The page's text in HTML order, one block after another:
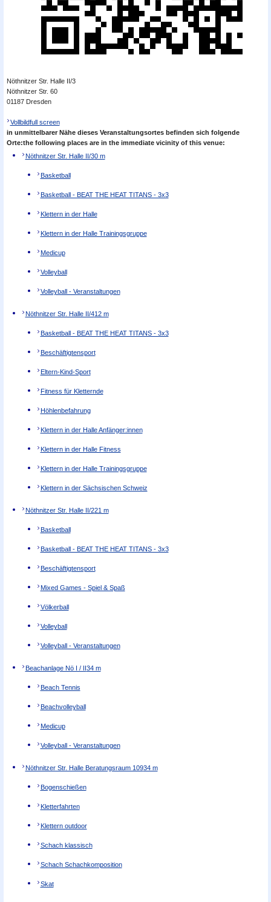
Nöthnitzer Str. Halle II/3
Nöthnitzer Str. 60
01187 Dresden
Vollbildfull screen
in unmittelbarer Nähe dieses Veranstaltungsortes befinden sich folgende
Orte:the following places are in the immediate vicinity of this venue:
Nöthnitzer Str. Halle II/30 m
Basketball
Basketball - BEAT THE HEAT TITANS - 3x3
Klettern in der Halle
Klettern in der Halle Trainingsgruppe
Medicup
Volleyball
Volleyball - Veranstaltungen
Nöthnitzer Str. Halle II/412 m
Basketball - BEAT THE HEAT TITANS - 3x3
Beschäftigtensport
Eltern-Kind-Sport
Fitness für Kletternde
Höhlenbefahrung
Klettern in der Halle Anfänger:innen
Klettern in der Halle Fitness
Klettern in der Halle Trainingsgruppe
Klettern in der Sächsischen Schweiz
Nöthnitzer Str. Halle II/221 m
Basketball
Basketball - BEAT THE HEAT TITANS - 3x3
Beschäftigtensport
Mixed Games - Spiel & Spaß
Völkerball
Volleyball
Volleyball - Veranstaltungen
Beachanlage Nö I / II34 m
Beach Tennis
Beachvolleyball
Medicup
Volleyball - Veranstaltungen
Nöthnitzer Str. Halle Beratungsraum 10934 m
Bogenschießen
Kletterfahrten
Klettern outdoor
Schach klassisch
Schach Schachkomposition
Skat